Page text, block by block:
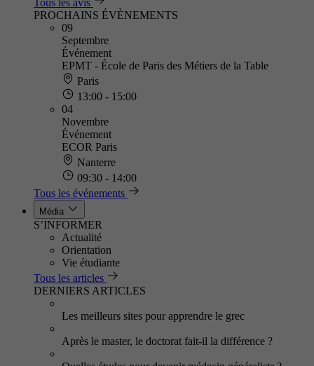
Tous les avis
PROCHAINS ÉVÈNEMENTS
09
Septembre
Événement
EPMT - École de Paris des Métiers de la Table
Paris
13:00 - 15:00
04
Novembre
Événement
ECOR Paris
Nanterre
09:30 - 14:00
Tous les événements
Média
S’INFORMER
Actualité
Orientation
Vie étudiante
Tous les articles
DERNIERS ARTICLES
Les meilleurs sites pour apprendre le grec
Après le master, le doctorat fait-il la différence ?